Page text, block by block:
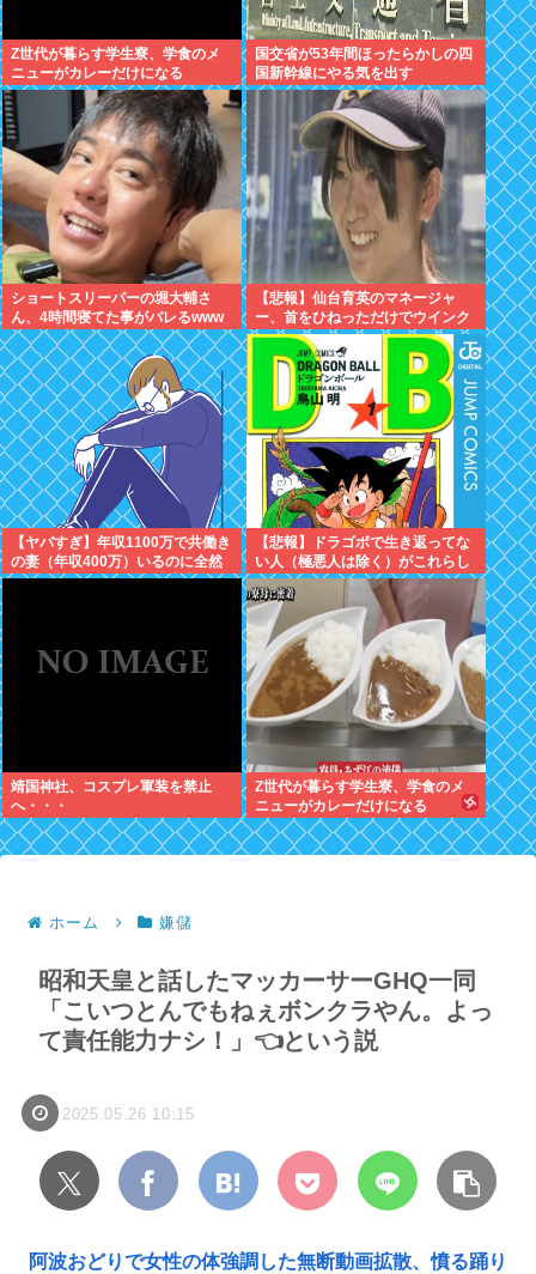
Z世代が暮らす学生寮、学食のメ
ニューがカレーだけになる
国交省が53年間ほったらかしの四
国新幹線にやる気を出す
ショートスリーパーの堀大輔さ
ん、4時間寝てた事がバレるwww
【悲報】仙台育英のマネージャ
ー、首をひねっただけでウインク
したことにされてしまうｗｗｗ
【ヤバすぎ】年収1100万で共働き
の妻（年収400万）いるのに全然
豪華な暮らしできない現実辛すぎ
【悲報】ドラゴボで生き返ってな
い人（極悪人は除く）がこれらし
いwww
靖国神社、コスプレ軍装を禁止
へ・・・
Z世代が暮らす学生寮、学食のメ
ニューがカレーだけになる
ホーム 嫌儲
昭和天皇と話したマッカーサーGHQ一同
「こいつとんでもねぇボンクラやん。よっ
て責任能力ナシ！」👈という説
2025.05.26 10:15
阿波おどりで女性の体強調した無断動画拡散、憤る踊り